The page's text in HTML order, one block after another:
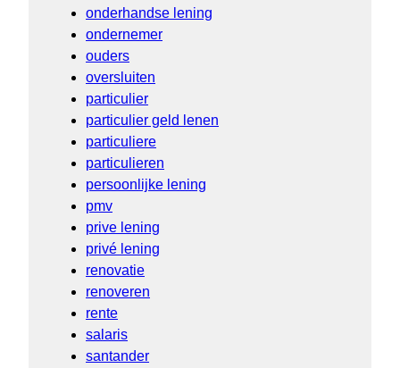
onderhandse lening
ondernemer
ouders
oversluiten
particulier
particulier geld lenen
particuliere
particulieren
persoonlijke lening
pmv
prive lening
privé lening
renovatie
renoveren
rente
salaris
santander